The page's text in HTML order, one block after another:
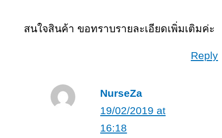
สนใจสินค้า ขอทราบรายละเอียดเพิ่มเติมค่ะ
Reply
NurseZa
19/02/2019 at
16:18